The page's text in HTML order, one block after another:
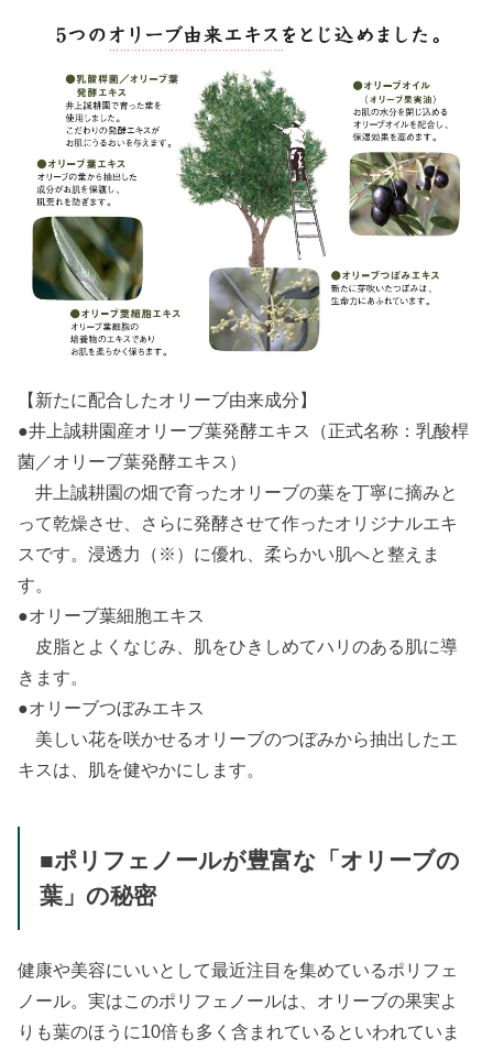
【新たに配合したオリーブ由来成分】
●井上誠耕園産オリーブ葉発酵エキス（正式名称：乳酸桿
菌／オリーブ葉発酵エキス）
井上誠耕園の畑で育ったオリーブの葉を丁寧に摘みと
って乾燥させ、さらに発酵させて作ったオリジナルエキ
スです。浸透力（※）に優れ、柔らかい肌へと整えま
す。
●オリーブ葉細胞エキス
皮脂とよくなじみ、肌をひきしめてハリのある肌に導
きます。
●オリーブつぼみエキス
美しい花を咲かせるオリーブのつぼみから抽出したエ
キスは、肌を健やかにします。
■ポリフェノールが豊富な「オリーブの
葉」の秘密
健康や美容にいいとして最近注目を集めているポリフェ
ノール。実はこのポリフェノールは、オリーブの果実よ
りも葉のほうに10倍も多く含まれているといわれていま